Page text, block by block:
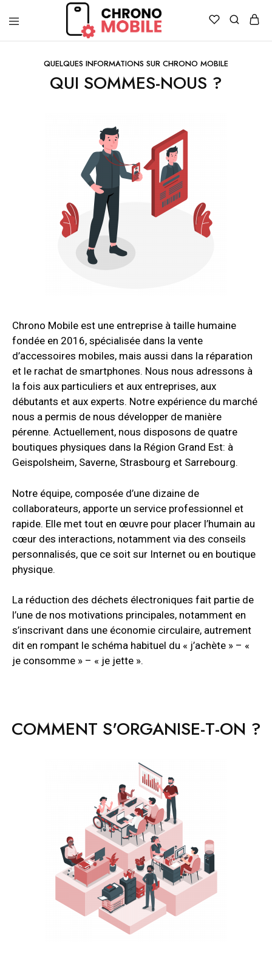
Chronomobile
Achat,
smartphones
QUELQUES INFORMATIONS SUR CHRONO MOBILE
QUI SOMMES-NOUS ?
Chrono Mobile est une entreprise à taille humaine
fondée en 2016, spécialisée dans la vente
d’accessoires mobiles, mais aussi dans la réparation
et le rachat de smartphones. Nous nous adressons à
la fois aux particuliers et aux entreprises, aux
débutants et aux experts. Notre expérience du marché
nous a permis de nous développer de manière
pérenne. Actuellement, nous disposons de quatre
boutiques physiques dans la Région Grand Est: à
Geispolsheim, Saverne, Strasbourg et Sarrebourg.
Notre équipe, composée d’une dizaine de
collaborateurs, apporte un service professionnel et
rapide. Elle met tout en œuvre pour placer l’humain au
cœur des interactions, notamment via des conseils
personnalisés, que ce soit sur Internet ou en boutique
physique.
La réduction des déchets électroniques fait partie de
l’une de nos motivations principales, notamment en
s’inscrivant dans une économie circulaire, autrement
dit en rompant le schéma habituel du « j’achète » – «
je consomme » – « je jette ».
COMMENT S'ORGANISE-T-ON ?